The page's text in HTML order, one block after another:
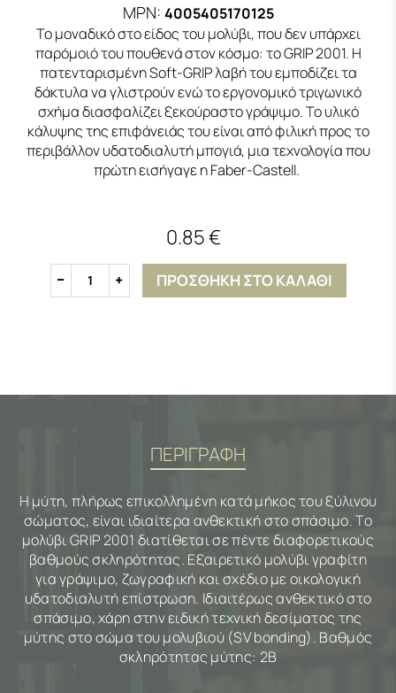
MPN: 4005405170125
Το μοναδικό στο είδος του μολύβι, που δεν υπάρχει
παρόμοιό του πουθενά στον κόσμο: το GRIP 2001. Η
πατενταρισμένη Soft-GRIP λαβή του εμποδίζει τα
δάκτυλα να γλιστρούν ενώ το εργονομικό τριγωνικό
σχήμα διασφαλίζει ξεκούραστο γράψιμο. Το υλικό
κάλυψης της επιφάνειάς του είναι από φιλική προς το
περιβάλλον υδατοδιαλυτή μπογιά, μια τεχνολογία που
πρώτη εισήγαγε η Faber-Castell.
0.85 €
1 ΠΡΟΣΘΗΚΗ ΣΤΟ ΚΑΛΑΘΙ
ΠΕΡΙΓΡΑΦΗ
Η μύτη, πλήρως επικολλημένη κατά μήκος του ξύλινου
σώματος, είναι ιδιαίτερα ανθεκτική στο σπάσιμο. Το
μολύβι GRIP 2001 διατίθεται σε πέντε διαφορετικούς
βαθμούς σκληρότητας. Εξαιρετικό μολύβι γραφίτη
για γράψιμο, ζωγραφική και σχέδιο με οικολογική
υδατοδιαλυτή επίστρωση. Ιδιαιτέρως ανθεκτικό στο
σπάσιμο, χάρη στην ειδική τεχνική δεσίματος της
μύτης στο σώμα του μολυβιού (SV bonding). Βαθμός
σκληρότητας μύτης: 2Β